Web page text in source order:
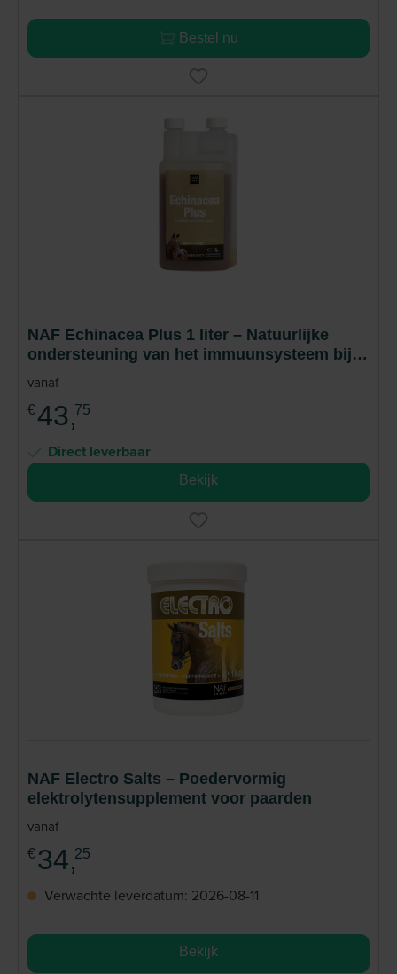
Bestel nu
NAF Echinacea Plus 1 liter – Natuurlijke
ondersteuning van het immuunsysteem bij
paarden
vanaf
€ 43,75
Direct leverbaar
Bekijk
NAF Electro Salts – Poedervormig
elektrolytensupplement voor paarden
vanaf
€ 34,25
Verwachte leverdatum: 2026-08-11
Bekijk